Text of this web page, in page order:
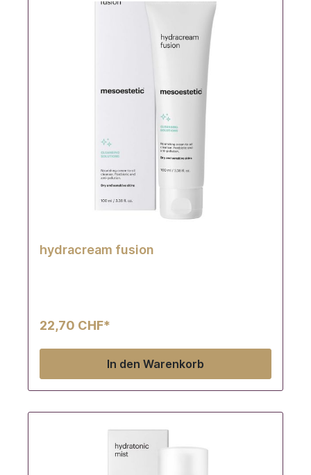
hydracream fusion
22,70 CHF*
In den Warenkorb